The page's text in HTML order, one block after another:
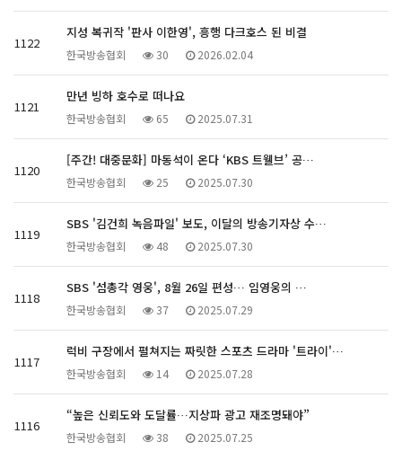
1122
지성 복귀작 '판사 이한영', 흥행 다크호스 된 비결
한국방송협회 30 2026.02.04
1121
만년 빙하 호수로 떠나요
한국방송협회 65 2025.07.31
1120
[주간! 대중문화] 마동석이 온다 ‘KBS 트웰브’ 공…
한국방송협회 25 2025.07.30
1119
SBS '김건희 녹음파일' 보도, 이달의 방송기자상 수…
한국방송협회 48 2025.07.30
1118
SBS '섬총각 영웅', 8월 26일 편성… 임영웅의 …
한국방송협회 37 2025.07.29
1117
럭비 구장에서 펼쳐지는 짜릿한 스포츠 드라마 '트라이'…
한국방송협회 14 2025.07.28
1116
“높은 신뢰도와 도달률…지상파 광고 재조명돼야”
한국방송협회 38 2025.07.25